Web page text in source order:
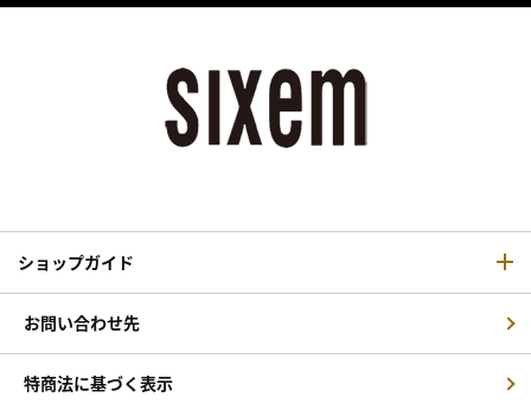
ショップガイド
お問い合わせ先
特商法に基づく表示